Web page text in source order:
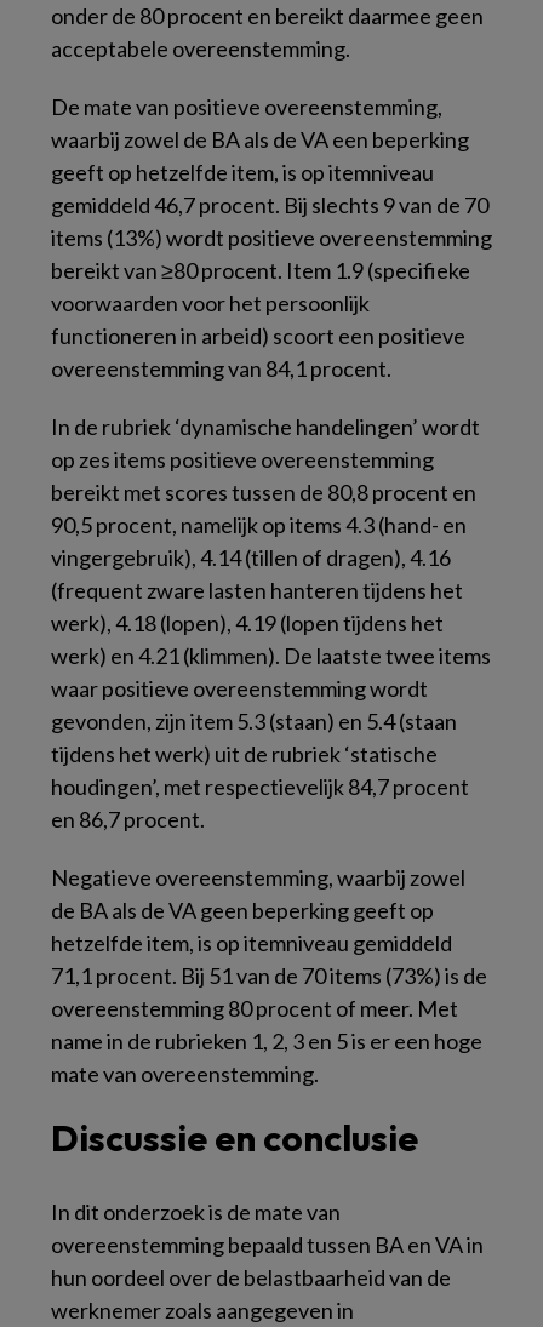
onder de 80 procent en bereikt daarmee geen
acceptabele overeenstemming.
De mate van positieve overeenstemming,
waarbij zowel de BA als de VA een beperking
geeft op hetzelfde item, is op itemniveau
gemiddeld 46,7 procent. Bij slechts 9 van de 70
items (13%) wordt positieve overeenstemming
bereikt van ≥80 procent. Item 1.9 (specifieke
voorwaarden voor het persoonlijk
functioneren in arbeid) scoort een positieve
overeenstemming van 84,1 procent.
In de rubriek ‘dynamische handelingen’ wordt
op zes items positieve overeenstemming
bereikt met scores tussen de 80,8 procent en
90,5 procent, namelijk op items 4.3 (hand- en
vingergebruik), 4.14 (tillen of dragen), 4.16
(frequent zware lasten hanteren tijdens het
werk), 4.18 (lopen), 4.19 (lopen tijdens het
werk) en 4.21 (klimmen). De laatste twee items
waar positieve overeenstemming wordt
gevonden, zijn item 5.3 (staan) en 5.4 (staan
tijdens het werk) uit de rubriek ‘statische
houdingen’, met respectievelijk 84,7 procent
en 86,7 procent.
Negatieve overeenstemming, waarbij zowel
de BA als de VA geen beperking geeft op
hetzelfde item, is op itemniveau gemiddeld
71,1 procent. Bij 51 van de 70 items (73%) is de
overeenstemming 80 procent of meer. Met
name in de rubrieken 1, 2, 3 en 5 is er een hoge
mate van overeenstemming.
Discussie en conclusie
In dit onderzoek is de mate van
overeenstemming bepaald tussen BA en VA in
hun oordeel over de belastbaarheid van de
werknemer zoals aangegeven in